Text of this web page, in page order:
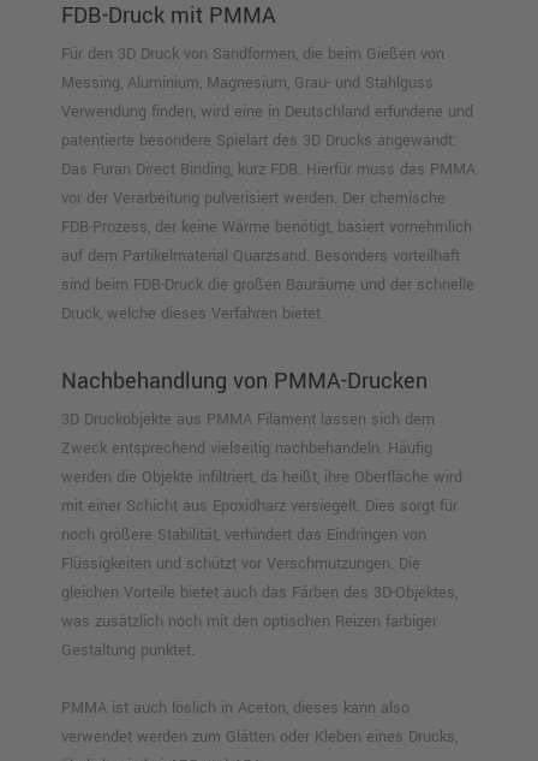
FDB-Druck mit PMMA
Für den 3D Druck von Sandformen, die beim Gießen von
Messing, Aluminium, Magnesium, Grau- und Stahlguss
Verwendung finden, wird eine in Deutschland erfundene und
patentierte besondere Spielart des 3D Drucks angewandt:
Das Furan Direct Binding, kurz FDB. Hierfür muss das PMMA
vor der Verarbeitung pulverisiert werden. Der chemische
FDB-Prozess, der keine Wärme benötigt, basiert vornehmlich
auf dem Partikelmaterial Quarzsand. Besonders vorteilhaft
sind beim FDB-Druck die großen Bauräume und der schnelle
Druck, welche dieses Verfahren bietet.
Nachbehandlung von PMMA-Drucken
3D Druckobjekte aus PMMA Filament lassen sich dem
Zweck entsprechend vielseitig nachbehandeln. Häufig
werden die Objekte infiltriert, da heißt, ihre Oberfläche wird
mit einer Schicht aus Epoxidharz versiegelt. Dies sorgt für
noch größere Stabilität, verhindert das Eindringen von
Flüssigkeiten und schützt vor Verschmutzungen. Die
gleichen Vorteile bietet auch das Färben des 3D-Objektes,
was zusätzlich noch mit den optischen Reizen farbiger
Gestaltung punktet.
PMMA ist auch löslich in Aceton, dieses kann also
verwendet werden zum Glätten oder Kleben eines Drucks,